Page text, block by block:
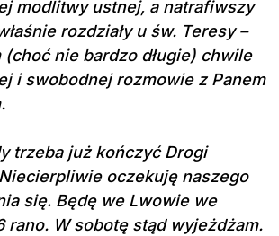
modlitwy ustnej, a natrafiwszy
rozdziały u św. Teresy –
(choć nie bardzo długie) chwile
i swobodnej rozmowie z Panem
trzeba już kończyć Drogi
Niecierpliwie oczekuję naszego
się. Będę we Lwowie we
rano. W sobotę stąd wyjeżdżam.